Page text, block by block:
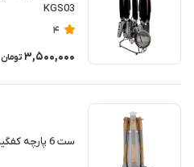
KGS03
4
3,500,000 تومان
ست 6 پارچه کفگیر و ملاقه ام بی مدل 8026